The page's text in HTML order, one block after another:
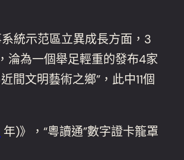
統示范區立異成長方面，3
淪為一個舉足輕重的發布4家
文明藝術之鄉”，此中11個
年)》，“粵讀通”數字證卡籠罩